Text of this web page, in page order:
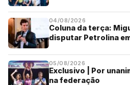
04/08/2026
Coluna da terça:
disputar Petrolina
05/08/2026
Exclusivo | Por
na federação